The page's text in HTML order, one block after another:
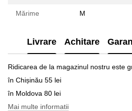
Mărime M
Livrare Achitare
Ridicarea de la magazinul nostru este
în Chișinău 55 lei
în Moldova 80 lei
Mai multe informatii